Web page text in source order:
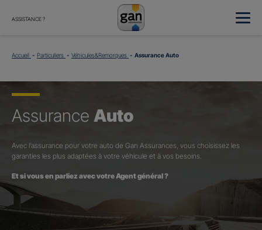
ASSISTANCE ?
Accueil Particuliers Véhicules&Remorques Assurance Auto
Assurance Auto
Avec l’assurance pour votre auto de Gan Assurances, vous choisissez les
garanties les plus adaptées à votre véhicule et à vos besoins.
Et si vous en parliez avec votre Agent général ?